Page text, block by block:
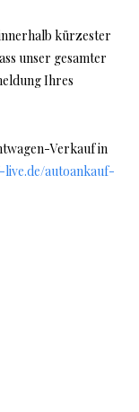
kürzester
unser gesamter
Ihres
Verkauf in
autoankauf-